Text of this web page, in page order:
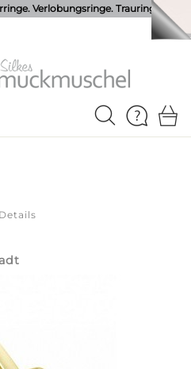
Verlobungsringe. Trauringe.
Details